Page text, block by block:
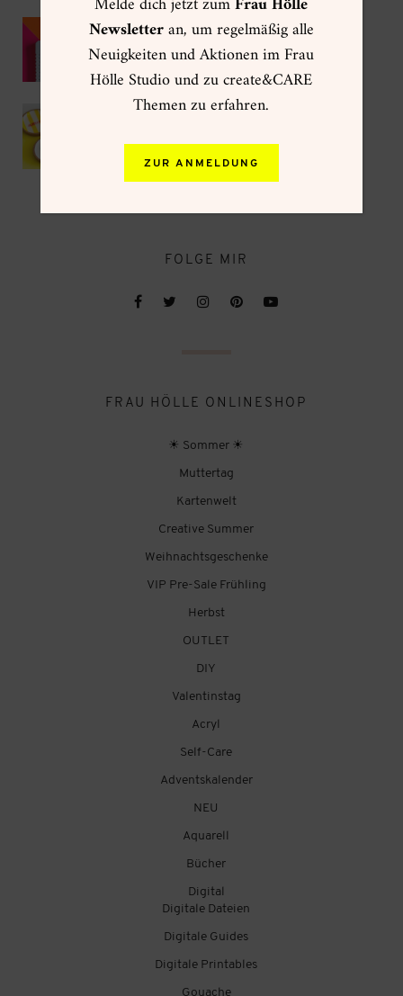
Kumihimo als DIY Sommer-Trend 2026
IKEA Hack – DIY Korkuntersetzer mit
FOLGE MIR
FRAU HÖLLE ONLINESHOP
☀ Sommer ☀
Muttertag
Kartenwelt
Creative Summer
Weihnachtsgeschenke
VIP Pre-Sale Frühling
Herbst
OUTLET
DIY
Valentinstag
Acryl
Self-Care
Adventskalender
NEU
Aquarell
Bücher
Digital
Digitale Dateien
Digitale Guides
Digitale Printables
Gouache
Newsletteran, um regelmäßig alle
Neuigkeiten und Aktionen im Frau
Hölle Studio und zu create&CARE
Themen zu erfahren.
ZUR ANMELDUNG